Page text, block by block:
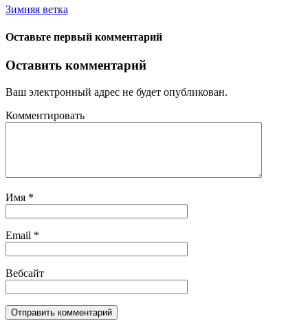
Зимняя ветка
Оставьте первый комментарий
Оставить комментарий
Ваш электронный адрес не будет опубликован.
Комментировать
Имя *
Email *
Вебсайт